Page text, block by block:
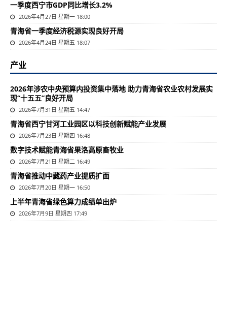
一季度西宁市GDP同比增长3.2%
2026年4月27日 星期一 18:00
青海省一季度经济税源实现良好开局
2026年4月24日 星期五 18:07
产业
2026年涉农中央预算内投资集中落地 助力青海省农业农村发展实
现“十五五”良好开局
2026年7月31日 星期五 14:47
青海省西宁甘河工业园区以科技创新赋能产业发展
2026年7月23日 星期四 16:48
数字技术赋能青海省果洛高原畜牧业
2026年7月21日 星期二 16:49
青海省推动中藏药产业提质扩面
2026年7月20日 星期一 16:50
上半年青海省绿色算力成绩单出炉
2026年7月9日 星期四 17:49